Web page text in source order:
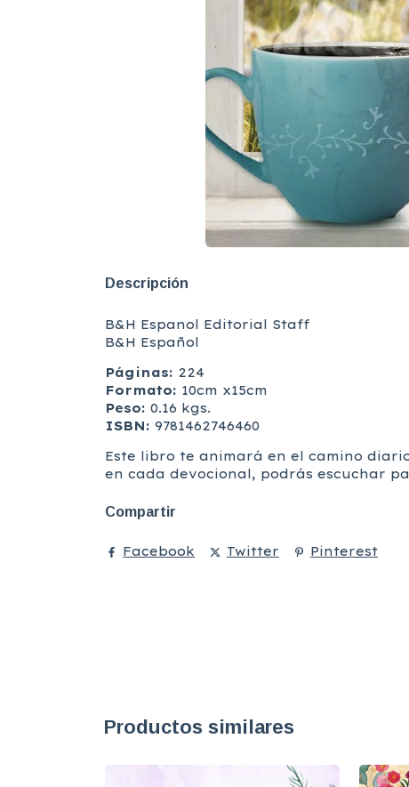
Descripción
B&H Espanol Editorial Staff
B&H Español
Páginas: 224
Formato: 10cm x15cm
Peso: 0.16 kgs.
ISBN: 9781462746460
Este libro te animará en el camino
en cada devocional, podrás escuchar
Compartir
Facebook Twitter Pinterest
Productos similares